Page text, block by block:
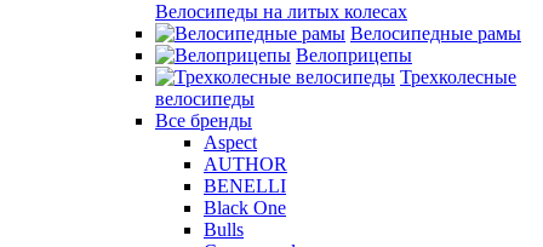
Велосипеды на литых колесах
Велосипедные рамы
Велоприцепы
Трехколесные
велосипеды
Все бренды
Aspect
AUTHOR
BENELLI
Black One
Bulls